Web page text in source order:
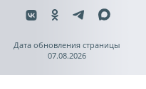
Дата обновления страницы
07.08.2026